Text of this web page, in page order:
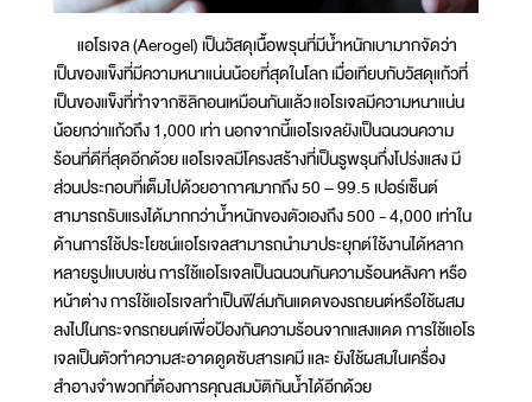
แอโรเจล (Aerogel) เป็นวัสดุเนื้อพรุนที่มีน้ำหนักเบามากจัดว่า
เป็นของแข็งที่มีความหนาแน่นน้อยที่สุดในโลก เมื่อเทียบกับวัสดุแก้วที่
เป็นของแข็งที่ทำจากซิลิกอนเหมือนกันแล้ว แอโรเจลมีความหนาแน่น
น้อยกว่าแก้วถึง 1,000 เท่า นอกจากนี้แอโรเจลยังเป็นฉนวนความ
ร้อนที่ดีที่สุดอีกด้วย แอโรเจลมีโครงสร้างที่เป็นรูพรุนกึ่งโปร่งแสง มี
ส่วนประกอบที่เต็มไปด้วยอากาศมากถึง 50 – 99.5 เปอร์เซ็นต์
สามารถรับแรงได้มากกว่าน้ำหนักของตัวเองถึง 500 - 4,000 เท่าใน
ด้านการใช้ประโยชน์แอโรเจลสามารถนำมาประยุกต์ใช้งานได้หลาก
หลายรูปแบบเช่น การใช้แอโรเจลเป็นฉนวนกันความร้อนหลังคา หรือ
หน้าต่าง การใช้แอโรเจลทำเป็นฟีล์มกันแดดของรถยนต์หรือใช้ผสม
ลงไปในกระจกรถยนต์เพื่อป้องกันความร้อนจากแสงแดด การใช้แอโร
เจลเป็นตัวทำความสะอาดดูดซับสารเคมี และ ยังใช้ผสมในเครื่อง
สำอางจำพวกที่ต้องการคุณสมบัติกันน้ำได้อีกด้วย